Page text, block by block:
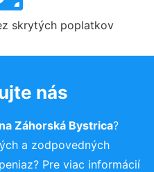
skrytých poplatkov
nás
Záhorská Bystrica?
a zodpovedných
Pre viac informácií